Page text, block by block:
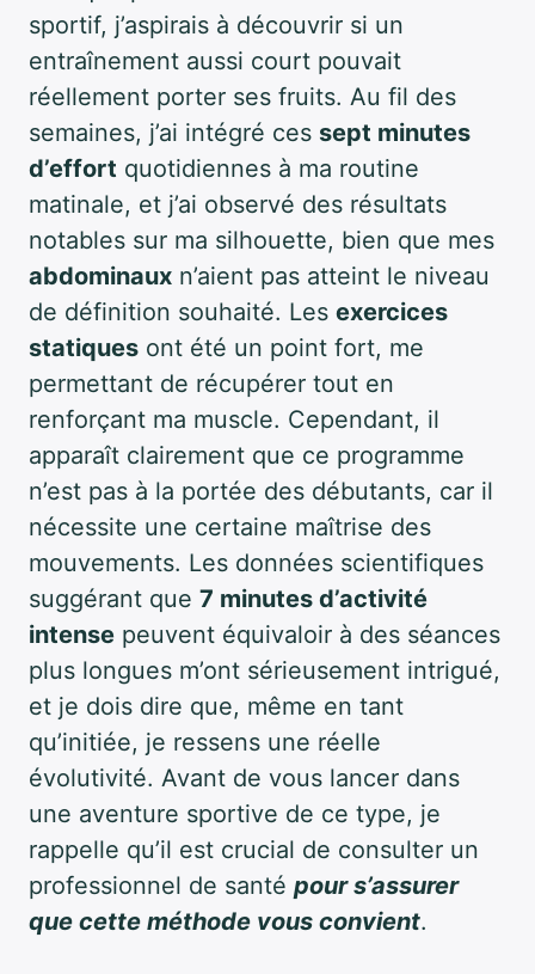
sportif, j’aspirais à découvrir si un
entraînement aussi court pouvait
réellement porter ses fruits. Au fil des
semaines, j’ai intégré ces sept minutes
d’effort quotidiennes à ma routine
matinale, et j’ai observé des résultats
notables sur ma silhouette, bien que mes
abdominaux n’aient pas atteint le niveau
de définition souhaité. Les exercices
statiques ont été un point fort, me
permettant de récupérer tout en
renforçant ma muscle. Cependant, il
apparaît clairement que ce programme
n’est pas à la portée des débutants, car il
nécessite une certaine maîtrise des
mouvements. Les données scientifiques
suggérant que 7 minutes d’activité
intense peuvent équivaloir à des séances
plus longues m’ont sérieusement intrigué,
et je dois dire que, même en tant
qu’initiée, je ressens une réelle
évolutivité. Avant de vous lancer dans
une aventure sportive de ce type, je
rappelle qu’il est crucial de consulter un
professionnel de santé pour s’assurer
que cette méthode vous convient.